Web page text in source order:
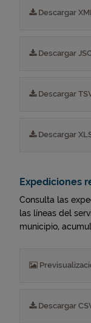
Descargar
Descargar
Descargar
Descargar
Expediciones
Consulta las
las líneas del
municipio,
Descargar